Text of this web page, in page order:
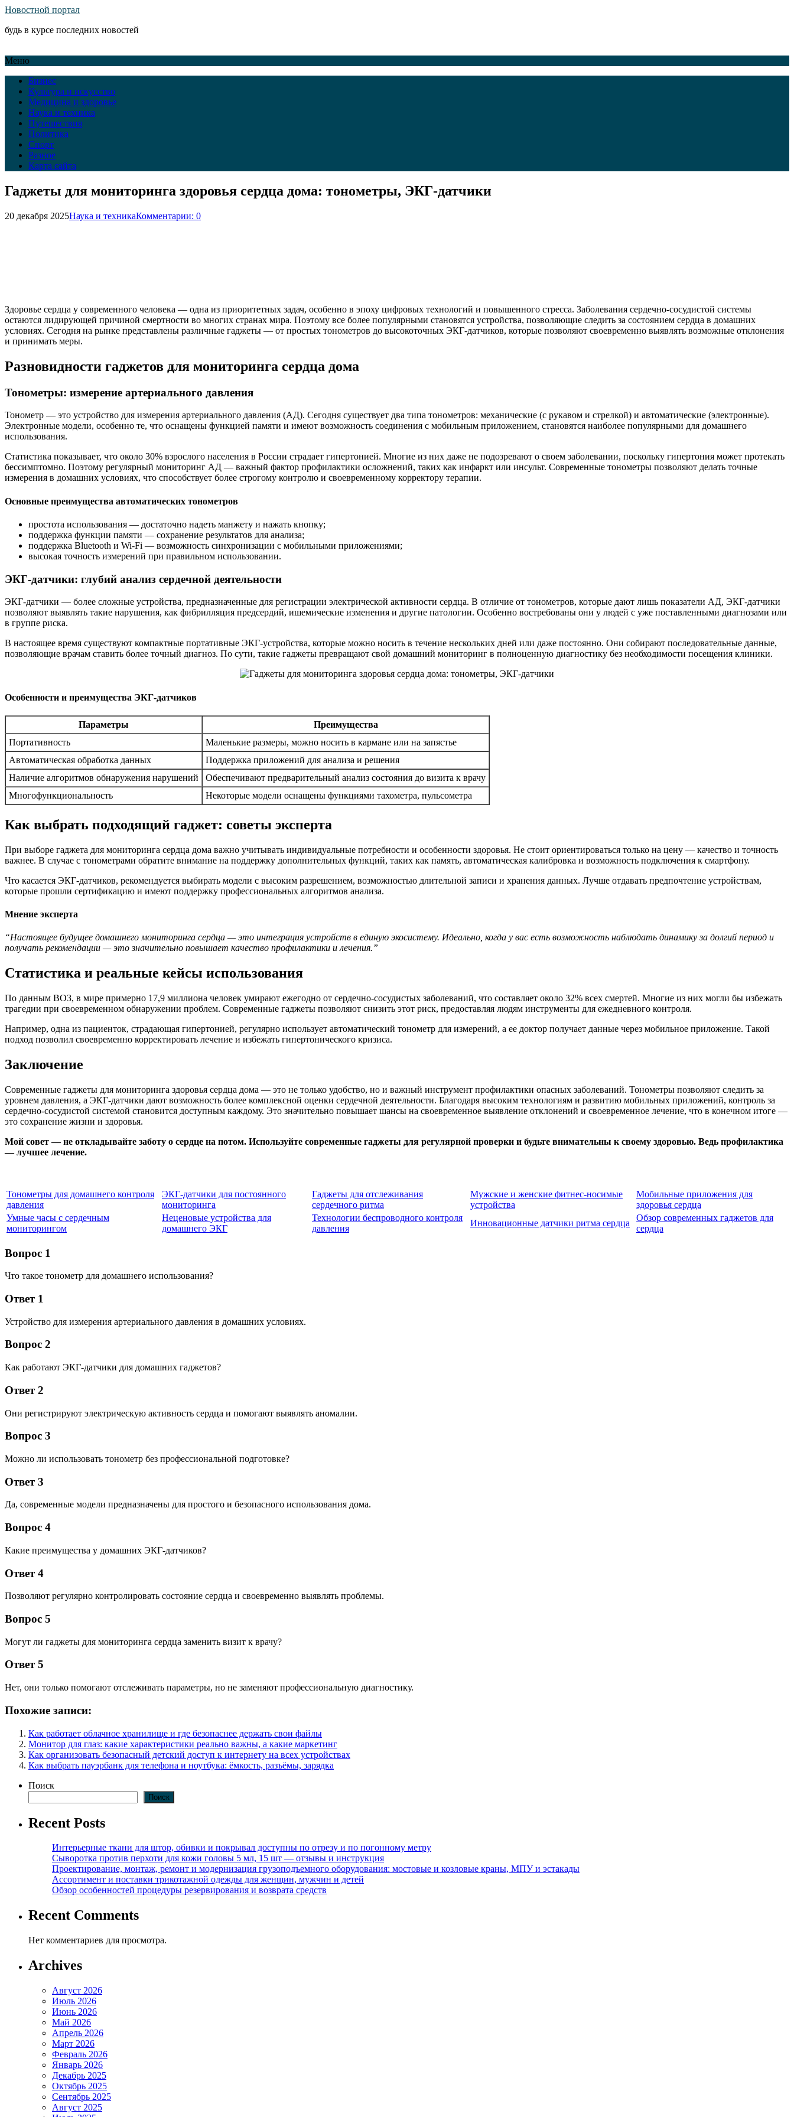
Новостной портал
будь в курсе последних новостей
Меню
Бизнес
Культура и искусство
Медицина и здоровье
Наука и техника
Путешествия
Политика
Спорт
Разное
Карта сайта
Гаджеты для мониторинга здоровья сердца дома: тонометры, ЭКГ‑датчики
20 декабря 2025Наука и техникаКомментарии: 0
Здоровье сердца у современного человека — одна из приоритетных задач, особенно в эпоху цифровых технологий и повышенного стресса. Заболевания сердечно-сосудистой системы
остаются лидирующей причиной смертности во многих странах мира. Поэтому все более популярными становятся устройства, позволяющие следить за состоянием сердца в домашних
условиях. Сегодня на рынке представлены различные гаджеты — от простых тонометров до высокоточных ЭКГ‑датчиков, которые позволяют своевременно выявлять возможные отклонения
и принимать меры.
Разновидности гаджетов для мониторинга сердца дома
Тонометры: измерение артериального давления
Тонометр — это устройство для измерения артериального давления (АД). Сегодня существует два типа тонометров: механические (с рукавом и стрелкой) и автоматические (электронные).
Электронные модели, особенно те, что оснащены функцией памяти и имеют возможность соединения с мобильным приложением, становятся наиболее популярными для домашнего
использования.
Статистика показывает, что около 30% взрослого населения в России страдает гипертонией. Многие из них даже не подозревают о своем заболевании, поскольку гипертония может протекать
бессимптомно. Поэтому регулярный мониторинг АД — важный фактор профилактики осложнений, таких как инфаркт или инсульт. Современные тонометры позволяют делать точные
измерения в домашних условиях, что способствует более строгому контролю и своевременному корректору терапии.
Основные преимущества автоматических тонометров
простота использования — достаточно надеть манжету и нажать кнопку;
поддержка функции памяти — сохранение результатов для анализа;
поддержка Bluetooth и Wi-Fi — возможность синхронизации с мобильными приложениями;
высокая точность измерений при правильном использовании.
ЭКГ‑датчики: глубий анализ сердечной деятельности
ЭКГ‑датчики — более сложные устройства, предназначенные для регистрации электрической активности сердца. В отличие от тонометров, которые дают лишь показатели АД, ЭКГ‑датчики
позволяют выявлять такие нарушения, как фибрилляция предсердий, ишемические изменения и другие патологии. Особенно востребованы они у людей с уже поставленными диагнозами или
в группе риска.
В настоящее время существуют компактные портативные ЭКГ‑устройства, которые можно носить в течение нескольких дней или даже постоянно. Они собирают последовательные данные,
позволяющие врачам ставить более точный диагноз. По сути, такие гаджеты превращают свой домашний мониторинг в полноценную диагностику без необходимости посещения клиники.
Особенности и преимущества ЭКГ‑датчиков
Параметры
Преимущества
Портативность
Маленькие размеры, можно носить в кармане или на запястье
Автоматическая обработка данных
Поддержка приложений для анализа и решения
Наличие алгоритмов обнаружения нарушений
Обеспечивают предварительный анализ состояния до визита к врачу
Многофункциональность
Некоторые модели оснащены функциями тахометра, пульсометра
Как выбрать подходящий гаджет: советы эксперта
При выборе гаджета для мониторинга сердца дома важно учитывать индивидуальные потребности и особенности здоровья. Не стоит ориентироваться только на цену — качество и точность
важнее. В случае с тонометрами обратите внимание на поддержку дополнительных функций, таких как память, автоматическая калибровка и возможность подключения к смартфону.
Что касается ЭКГ‑датчиков, рекомендуется выбирать модели с высоким разрешением, возможностью длительной записи и хранения данных. Лучше отдавать предпочтение устройствам,
которые прошли сертификацию и имеют поддержку профессиональных алгоритмов анализа.
Мнение эксперта
“Настоящее будущее домашнего мониторинга сердца — это интеграция устройств в единую экосистему. Идеально, когда у вас есть возможность наблюдать динамику за долгий период и
получать рекомендации — это значительно повышает качество профилактики и лечения.”
Статистика и реальные кейсы использования
По данным ВОЗ, в мире примерно 17,9 миллиона человек умирают ежегодно от сердечно-сосудистых заболеваний, что составляет около 32% всех смертей. Многие из них могли бы избежать
трагедии при своевременном обнаружении проблем. Современные гаджеты позволяют снизить этот риск, предоставляя людям инструменты для ежедневного контроля.
Например, одна из пациенток, страдающая гипертонией, регулярно использует автоматический тонометр для измерений, а ее доктор получает данные через мобильное приложение. Такой
подход позволил своевременно корректировать лечение и избежать гипертонического кризиса.
Заключение
Современные гаджеты для мониторинга здоровья сердца дома — это не только удобство, но и важный инструмент профилактики опасных заболеваний. Тонометры позволяют следить за
уровнем давления, а ЭКГ‑датчики дают возможность более комплексной оценки сердечной деятельности. Благодаря высоким технологиям и развитию мобильных приложений, контроль за
сердечно-сосудистой системой становится доступным каждому. Это значительно повышает шансы на своевременное выявление отклонений и своевременное лечение, что в конечном итоге —
это сохранение жизни и здоровья.
Мой совет — не откладывайте заботу о сердце на потом. Используйте современные гаджеты для регулярной проверки и будьте внимательны к своему здоровью. Ведь профилактика
— лучшее лечение.
Тонометры для домашнего контроля
давления
ЭКГ-датчики для постоянного
мониторинга
Гаджеты для отслеживания
сердечного ритма
Мужские и женские фитнес-носимые
устройства
Мобильные приложения для
здоровья сердца
Умные часы с сердечным
мониторингом
Неценовые устройства для
домашнего ЭКГ
Технологии беспроводного контроля
давления
Инновационные датчики ритма сердца
Обзор современных гаджетов для
сердца
Вопрос 1
Что такое тонометр для домашнего использования?
Ответ 1
Устройство для измерения артериального давления в домашних условиях.
Вопрос 2
Как работают ЭКГ-датчики для домашних гаджетов?
Ответ 2
Они регистрируют электрическую активность сердца и помогают выявлять аномалии.
Вопрос 3
Можно ли использовать тонометр без профессиональной подготовке?
Ответ 3
Да, современные модели предназначены для простого и безопасного использования дома.
Вопрос 4
Какие преимущества у домашних ЭКГ-датчиков?
Ответ 4
Позволяют регулярно контролировать состояние сердца и своевременно выявлять проблемы.
Вопрос 5
Могут ли гаджеты для мониторинга сердца заменить визит к врачу?
Ответ 5
Нет, они только помогают отслеживать параметры, но не заменяют профессиональную диагностику.
Похожие записи:
Как работает облачное хранилище и где безопаснее держать свои файлы
Монитор для глаз: какие характеристики реально важны, а какие маркетинг
Как организовать безопасный детский доступ к интернету на всех устройствах
Как выбрать пауэрбанк для телефона и ноутбука: ёмкость, разъёмы, зарядка
Поиск
Поиск
Recent Posts
Интерьерные ткани для штор, обивки и покрывал доступны по отрезу и по погонному метру
Сыворотка против перхоти для кожи головы 5 мл, 15 шт — отзывы и инструкция
Проектирование, монтаж, ремонт и модернизация грузоподъемного оборудования: мостовые и козловые краны, МПУ и эстакады
Ассортимент и поставки трикотажной одежды для женщин, мужчин и детей
Обзор особенностей процедуры резервирования и возврата средств
Recent Comments
Нет комментариев для просмотра.
Archives
Август 2026
Июль 2026
Июнь 2026
Май 2026
Апрель 2026
Март 2026
Февраль 2026
Январь 2026
Декабрь 2025
Октябрь 2025
Сентябрь 2025
Август 2025